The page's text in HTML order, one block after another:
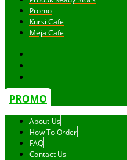
Promo
Kursi Cafe
Meja Cafe
PROMO
About Us
How To Order
FAQ
Contact Us